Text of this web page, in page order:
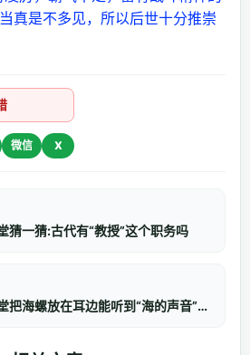
真是不多见，所以后世十分推崇
微信 X
猜一猜:古代有“教授”这个职务吗
支付宝蚂蚁庄园小课堂把海螺放在耳边能听到“海的声音”，这种声音其实是